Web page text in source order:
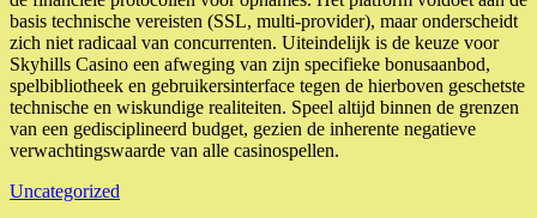
basis technische vereisten (SSL, multi-provider), maar onderscheidt
zich niet radicaal van concurrenten. Uiteindelijk is de keuze voor
Skyhills Casino een afweging van zijn specifieke bonusaanbod,
spelbibliotheek en gebruikersinterface tegen de hierboven geschetste
technische en wiskundige realiteiten. Speel altijd binnen de grenzen
van een gedisciplineerd budget, gezien de inherente negatieve
verwachtingswaarde van alle casinospellen.
Uncategorized